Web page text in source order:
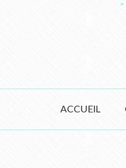
ACCUEIL